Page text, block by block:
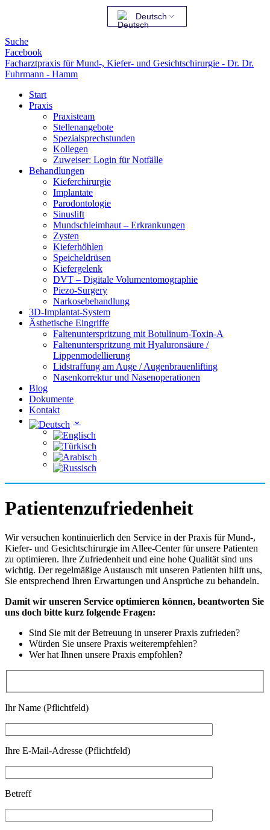
Deutsch
Suche
Facebook
Facharztpraxis für Mund-, Kiefer- und Gesichtschirurgie - Dr. Dr.
Fuhrmann - Hamm
Start
Praxis
Praxisteam
Stellenangebote
Spezialsprechstunden
Kollegen
Zuweiser: Login für Notfälle
Behandlungen
Kieferchirurgie
Implantate
Parodontologie
Sinuslift
Mundschleimhaut – Erkrankungen
Zysten
Kieferhöhlen
Speicheldrüsen
Kiefergelenk
DVT – Digitale Volumentomographie
Piezo-Surgery
Narkosebehandlung
3D-Implantat-System
Ästhetische Eingriffe
Faltenunterspritzung mit Botulinum-Toxin-A
Faltenunterspritzung mit Hyaluronsäure /
Lippenmodellierung
Lidstraffung am Auge / Augenbrauenlifting
Nasenkorrektur und Nasenoperationen
Blog
Dokumente
Kontakt
Patientenzufriedenheit
Wir versuchen kontinuierlich den Service in der Praxis für Mund-,
Kiefer- und Gesichtschirurgie im Allee-Center für unsere Patienten
zu optimieren. Ihre Zufriedenheit und eine hohe Qualität sind uns
wichtig. Der regelmäßige Austausch mit unseren Patienten hilft uns,
Sie entsprechend Ihren Erwartungen und Ansprüche zu behandeln.
Damit wir unseren Service optimieren können, beantworten Sie
uns doch bitte kurz folgende Fragen:
Sind Sie mit der Betreuung in unserer Praxis zufrieden?
Würden Sie unsere Praxis weiterempfehlen?
Wer hat Ihnen unsere Praxis empfohlen?
Ihr Name (Pflichtfeld)
Ihre E-Mail-Adresse (Pflichtfeld)
Betreff